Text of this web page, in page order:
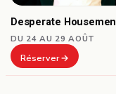
Desperate Housemen
DU 24 AU 29 AOÛT
Réserver